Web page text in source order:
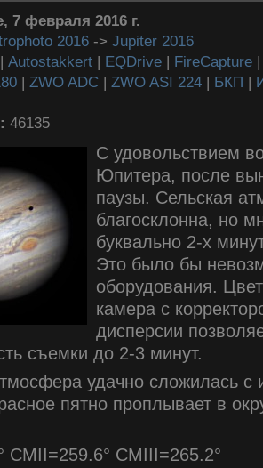
7 февраля 2016 г.
2016 -> Jupiter 2016
| Autostakkert | EQDrive | FireCapture
| ZWO ADC | ZWO ASI 224 | БКП |
46135
С удовольствием
Юпитера, после
паузы. Сельская
благосклонна, но
буквально 2-х
Это было бы
оборудования.
камера с
дисперсии
съемки до 2-3 минут.
удачно сложилась с
пятно проплывает в
CMII=259.6° CMIII=265.2°